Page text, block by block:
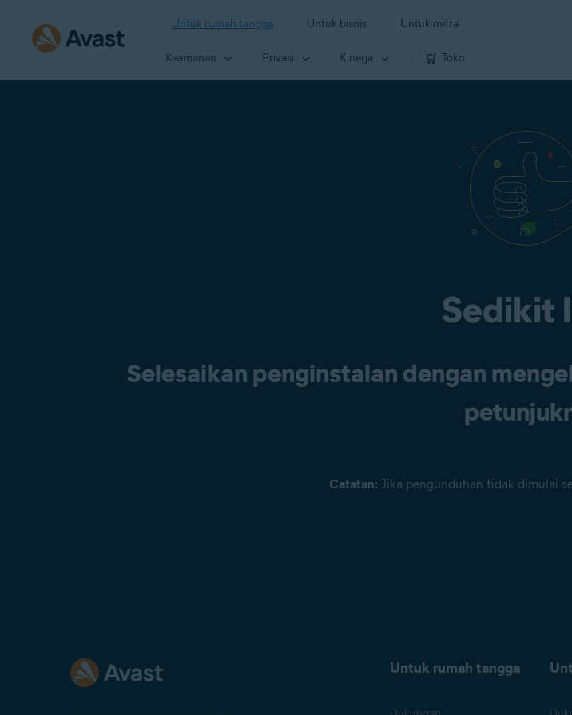
Untuk rumah tangga Untuk bisnis Untuk mitra
Keamanan Privasi Kinerja Toko
Sedikit
Selesaikan penginstalan dengan
Catatan: Jika pengunduhan tidak dimulai
Untuk rumah tangga